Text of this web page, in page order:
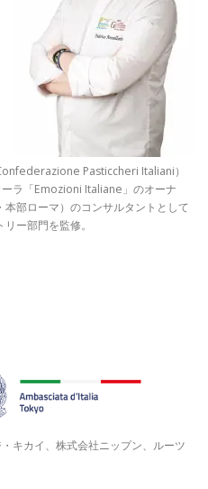
Pasticcheri Italiani）
ラ「Emozioni Italiane」のオーナ
部ローマ）のコンサルタントとして
ー部門を監修。
キカイ、株式会社ニップン、ルーツ